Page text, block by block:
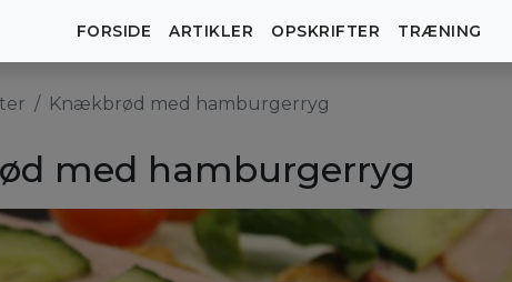
FORSIDE ARTIKLER OPSKRIFTER TRÆNING
Knækbrød med hamburgerryg
med hamburgerryg